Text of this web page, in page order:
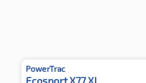
PowerTrac
Ecosport X77 XL